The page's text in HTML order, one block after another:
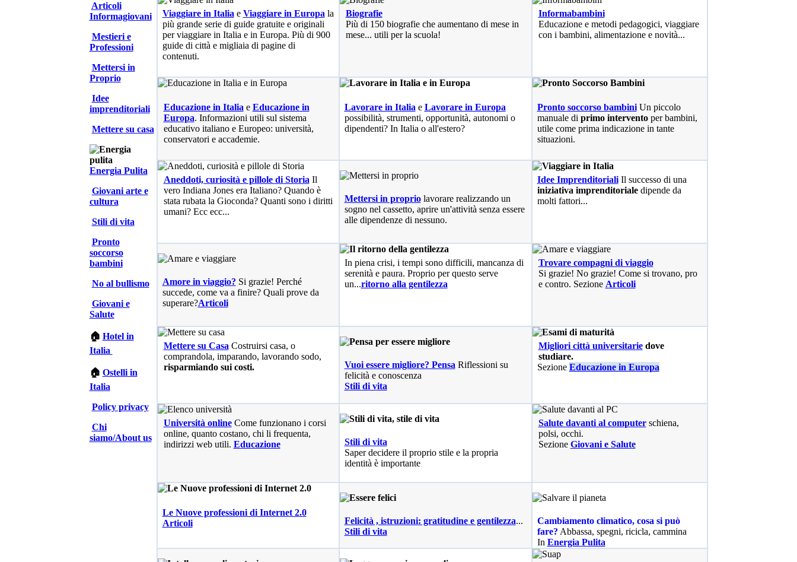
Articoli
Informagiovani
Mestieri e
Professioni
Mettersi in
Proprio
Idee
imprenditoriali
Mettere su casa
Energia Pulita
Giovani arte e
cultura
Stili di vita
Pronto
soccorso
bambini
No al bullismo
Giovani e
Salute
🏠 Hotel in
Italia
🏠 Ostelli in
Italia
Policy privacy
Chi
siamo/About us
Viaggiare in Italia e Viaggiare in Europa la
più grande serie di guide gratuite e originali
per viaggiare in Italia e in Europa. Più di 900
guide di città e migliaia di pagine di
contenuti.
Biografie
Più di 150 biografie che aumentano di mese in
mese... utili per la scuola!
Informabambini
Educazione e metodi pedagogici, viaggiare
con i bambini, alimentazione e novità...
Educazione in Italia e Educazione in
Europa. Informazioni utili sul sistema
educativo italiano e Europeo: università,
conservatori e accademie.
Lavorare in Italia e Lavorare in Europa
possibilità, strumenti, opportunità, autonomi o
dipendenti? In Italia o all'estero?
Pronto soccorso bambiniUn piccolo
manuale di primo interventoper bambini,
utile come prima indicazione in tante
situazioni.
Aneddoti, curiosità e pillole di Storia Il
vero Indiana Jones era Italiano? Quando è
stata rubata la Gioconda? Quanti sono i diritti
umani? Ecc ecc...
Mettersi in propriolavorare realizzando un
sogno nel cassetto, aprire un'attività senza essere
alle dipendenze di nessuno.
Idee ImprenditorialiIl successo di una
iniziativa imprenditorialedipende da
molti fattori...
Amore in viaggio? Si grazie! Perché
succede, come va a finire? Quali prove da
superare?Articoli
In piena crisi, i tempi sono difficili, mancanza di
serenità e paura. Proprio per questo serve
un...ritorno alla gentilezza
Trovare compagni di viaggio
Si grazie! No grazie! Come si trovano, pro
e contro. Sezione Articoli
Mettere su Casa Costruirsi casa, o
comprandola, imparando, lavorando sodo,
risparmiando sui costi.
Vuoi essere migliore? Pensa Riflessioni su
felicità e conoscenza
Stili di vita
Migliori città universitariedove
studiare.
Sezione Educazione in Europa
Università online Come funzionano i corsi
online, quanto costano, chi li frequenta,
indirizzi web utili. Educazione
Stili di vita
Saper decidere il proprio stile e la propria
identità è importante
Salute davanti al computerschiena,
polsi, occhi.
Sezione Giovani e Salute
Le Nuove professioni di Internet 2.0
Articoli
Felicità , istruzioni: gratitudine e gentilezza...
Stili di vita
Cambiamento climatico, cosa si può
fare? Abbassa, spegni, ricicla, cammina
In Energia Pulita